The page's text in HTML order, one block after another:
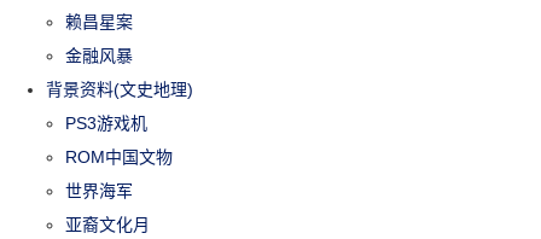
赖昌星案
金融风暴
背景资料(文史地理)
PS3游戏机
ROM中国文物
世界海军
亚裔文化月